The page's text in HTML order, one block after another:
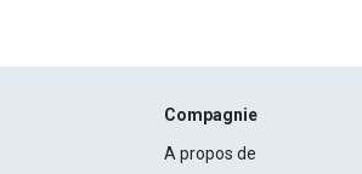
Compagnie
A propos de